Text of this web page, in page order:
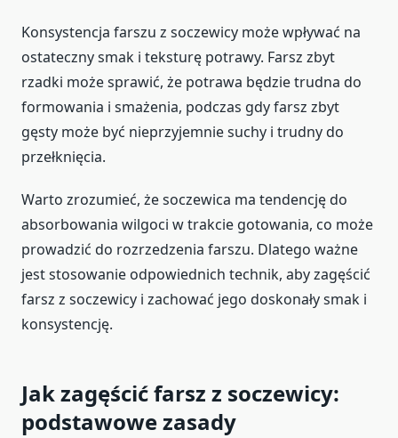
Konsystencja farszu z soczewicy może wpływać na
ostateczny smak i teksturę potrawy. Farsz zbyt
rzadki może sprawić, że potrawa będzie trudna do
formowania i smażenia, podczas gdy farsz zbyt
gęsty może być nieprzyjemnie suchy i trudny do
przełknięcia.
Warto zrozumieć, że soczewica ma tendencję do
absorbowania wilgoci w trakcie gotowania, co może
prowadzić do rozrzedzenia farszu. Dlatego ważne
jest stosowanie odpowiednich technik, aby zagęścić
farsz z soczewicy i zachować jego doskonały smak i
konsystencję.
Jak zagęścić farsz z soczewicy:
podstawowe zasady